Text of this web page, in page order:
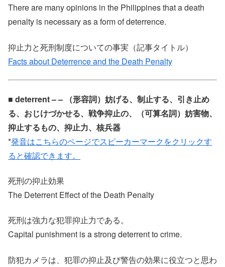
There are many opinions in the Philippines that a death
penalty is necessary as a form of deterrence.
抑止力と死刑制度についての事実（記事タイトル）
Facts about Deterrence and the Death Penalty
■ deterrent – – （形容詞）妨げる、制止する、引き止め
る、おじけづかせる、戦争抑止の、（可算名詞）妨害物、
抑止するもの、抑止力、核兵器
*発音はこちらのページでスピーカーマークをクリックす
ると確認できます。
死刑の抑止効果
The Deterrent Effect of the Death Penalty
死刑は強力な犯罪抑止力である。
Capital punishment is a strong deterrent to crime.
防犯カメラは、犯罪の抑止及び警告の効果に役立つと思わ